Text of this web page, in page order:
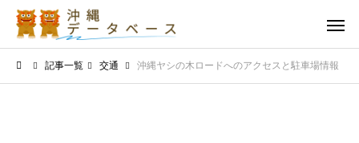
記事一覧 交通 沖縄ヤシの木ロードへのアクセスと駐車場情報